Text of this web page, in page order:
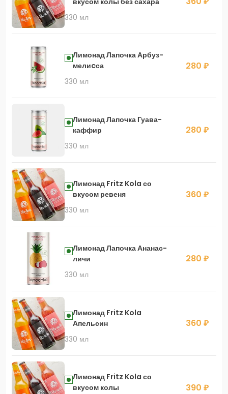
330 мл
Лимонад Лапочка Арбуз-
мелиcса
330 мл
280 ₽
Лимонад Лапочка Гуава-
каффир
330 мл
280 ₽
Лимонад Fritz Kola со
вкусом ревеня
330 мл
360 ₽
Лимонад Лапочка Ананас-
личи
330 мл
280 ₽
Лимонад Fritz Kola
Апельсин
330 мл
360 ₽
Лимонад Fritz Kola со
вкусом колы
390 ₽